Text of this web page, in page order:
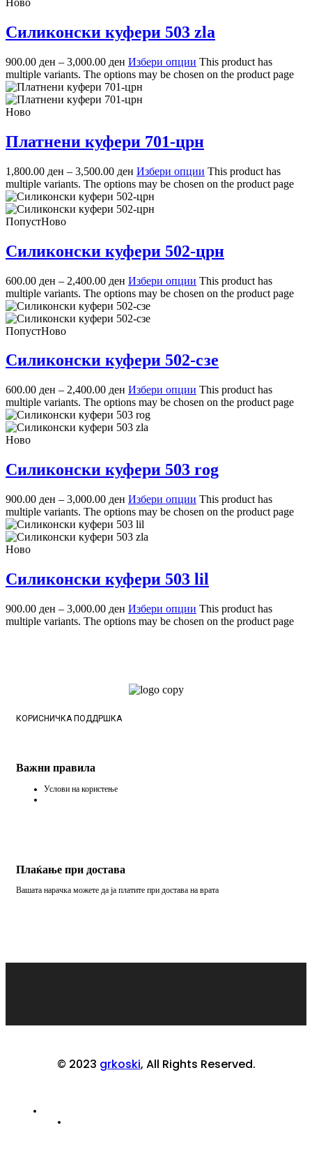
Ново
Силиконски куфери 503 zla
900.00 ден – 3,000.00 ден Избери опции This product has
multiple variants. The options may be chosen on the product page
Ново
Платнени куфери 701-црн
1,800.00 ден – 3,500.00 ден Избери опции This product has
multiple variants. The options may be chosen on the product page
ПопустНово
Силиконски куфери 502-црн
600.00 ден – 2,400.00 ден Избери опции This product has
multiple variants. The options may be chosen on the product page
ПопустНово
Силиконски куфери 502-сзе
600.00 ден – 2,400.00 ден Избери опции This product has
multiple variants. The options may be chosen on the product page
Ново
Силиконски куфери 503 rog
900.00 ден – 3,000.00 ден Избери опции This product has
multiple variants. The options may be chosen on the product page
Ново
Силиконски куфери 503 lil
900.00 ден – 3,000.00 ден Избери опции This product has
multiple variants. The options may be chosen on the product page
КОРИСНИЧКА ПОДДРШКА
Важни правила
Услови на користење
Плаќање при достава
Вашата нарачка можете да ја платите при достава на врата
© 2023 grkoski, All Rights Reserved.